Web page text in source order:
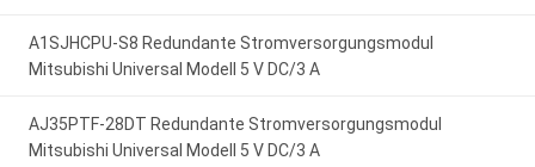
A1SJHCPU-S8 Redundante Stromversorgungsmodul
Mitsubishi Universal Modell 5 V DC/3 A
AJ35PTF-28DT Redundante Stromversorgungsmodul
Mitsubishi Universal Modell 5 V DC/3 A